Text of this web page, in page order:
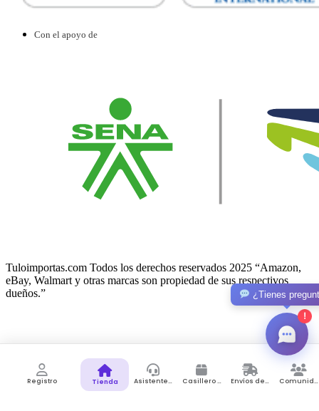
Registro Tienda Asistente de Compras Casillero Virtual Envíos desde Colombia Comunidad
Con el apoyo de
Tuloimportas.com Todos los derechos reservados 2025 “Amazon,
eBay, Walmart y otras marcas son propiedad de sus respectivos
dueños.”
© 2026 Lunno. All Rights Reserved.
!
¿Tienes